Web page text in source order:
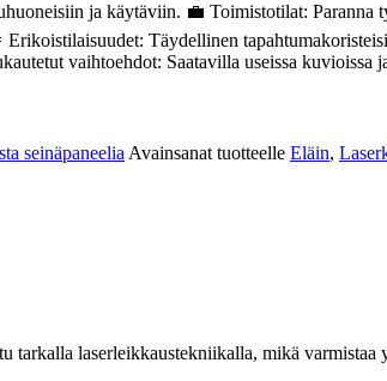
ja käytäviin. 💼 Toimistotilat:
Täydellinen
vaihtoehdot: Saatavilla useissa kuvioissa
seinäpaneelia Avainsanat tuotteelle Eläin,
tarkalla laserleikkaustekniikalla, mikä varmistaa